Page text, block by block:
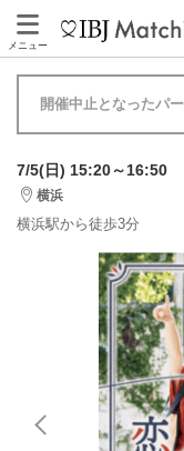
メニュー
開催中止となったパ
7/5(日) 15:20～16:50
横浜
横浜駅から徒歩3分